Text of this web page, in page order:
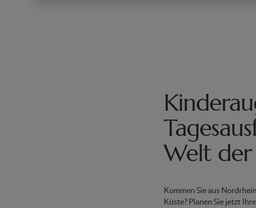
Welt
Kommen Sie aus
Küste? Planen Sie jetzt